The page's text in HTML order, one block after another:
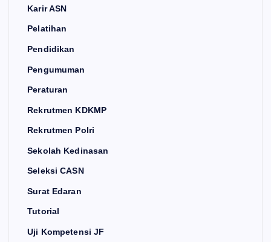
Karir ASN
Pelatihan
Pendidikan
Pengumuman
Peraturan
Rekrutmen KDKMP
Rekrutmen Polri
Sekolah Kedinasan
Seleksi CASN
Surat Edaran
Tutorial
Uji Kompetensi JF